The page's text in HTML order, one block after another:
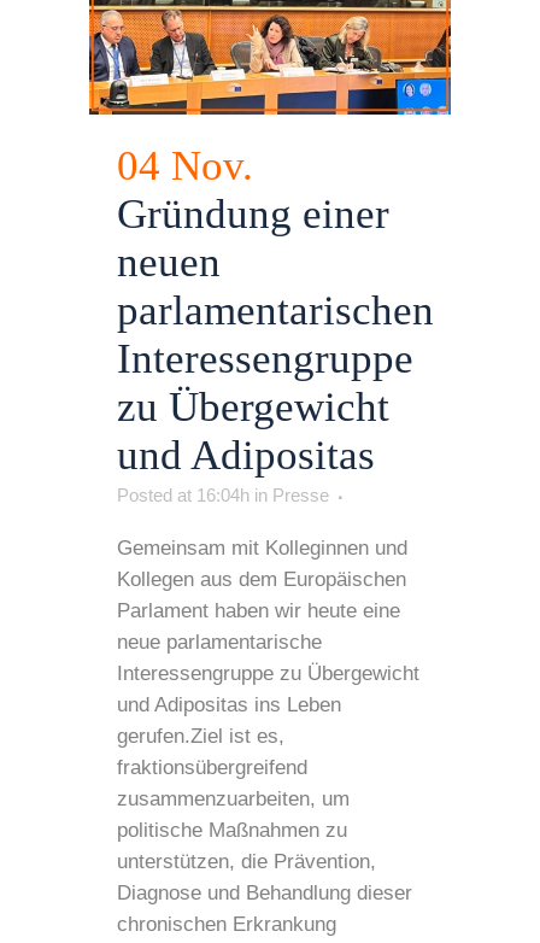
04 Nov.
Gründung einer
neuen
parlamentarischen
Interessengruppe
zu Übergewicht
und Adipositas
Posted at 16:04h in Presse
Gemeinsam mit Kolleginnen und
Kollegen aus dem Europäischen
Parlament haben wir heute eine
neue parlamentarische
Interessengruppe zu Übergewicht
und Adipositas ins Leben
gerufen.Ziel ist es,
fraktionsübergreifend
zusammenzuarbeiten, um
politische Maßnahmen zu
unterstützen, die Prävention,
Diagnose und Behandlung dieser
chronischen Erkrankung